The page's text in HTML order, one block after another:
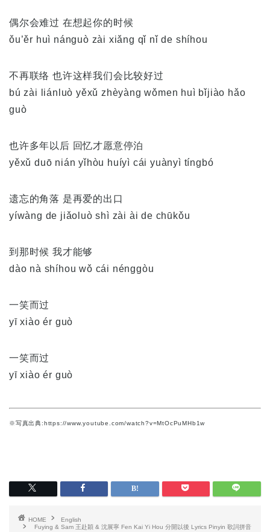
偶尔会难过 在想起你的时候
ǒu’ěr huì nánguò zài xiǎng qǐ nǐ de shíhou
不再联络 也许这样我们会比较好过
bú zài liánluò yěxǔ zhèyàng wǒmen huì bǐjiào hǎo
guò
也许多年以后 回忆才愿意停泊
yěxǔ duō nián yǐhòu huíyì cái yuànyì tíngbó
遗忘的角落 是再爱的出口
yíwàng de jiǎoluò shì zài ài de chūkǒu
到那时候 我才能够
dào nà shíhou wǒ cái nénggòu
一笑而过
yī xiào ér guò
一笑而过
yī xiào ér guò
※写真出典:https://www.youtube.com/watch?v=MtOcPuMHb1w
HOME
English
Fuying & Sam 王赴穎 & 沈展寧 Fen Kai Yi Hou 分開以後 Lyrics Pinyin 歌詞拼音